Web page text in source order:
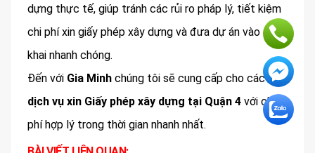
dựng thực tế, giúp tránh các rủi ro pháp lý, tiết kiệm
chi phí xin giấy phép xây dựng và đưa dự án vào triển
khai nhanh chóng.
Đến với Gia Minh chúng tôi sẽ cung cấp cho các bạn
dịch vụ xin Giấy phép xây dựng tại Quận 4 với chi
phí hợp lý trong thời gian nhanh nhất.